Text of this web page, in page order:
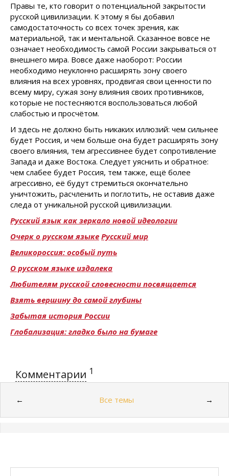
Правы те, кто говорит о потенциальной закрытости
русской цивилизации. К этому я бы добавил
самодостаточность со всех точек зрения, как
материальной, так и ментальной. Сказанное вовсе не
означает необходимость самой России закрываться от
внешнего мира. Вовсе даже наоборот: России
необходимо неуклонно расширять зону своего
влияния на всех уровнях, продвигая свои ценности по
всему миру, сужая зону влияния своих противников,
которые не постесняются воспользоваться любой
слабостью и просчётом.
И здесь не должно быть никаких иллюзий: чем сильнее
будет Россия, и чем больше она будет расширять зону
своего влияния, тем агрессивнее будет сопротивление
Запада и даже Востока. Следует уяснить и обратное:
чем слабее будет Россия, тем также, ещё более
агрессивно, её будут стремиться окончательно
уничтожить, расчленить и поглотить, не оставив даже
следа от уникальной русской цивилизации.
Русский язык как зеркало новой идеологии
Очерк о русском языке Русский мир
Великороссия: особый путь
О русском языке издалека
Любителям русской словесности посвящается
Взять вершину до самой глубины
Забытая история России
Глобализация: гладко было на бумаге
Комментарии 1
← Все темы →